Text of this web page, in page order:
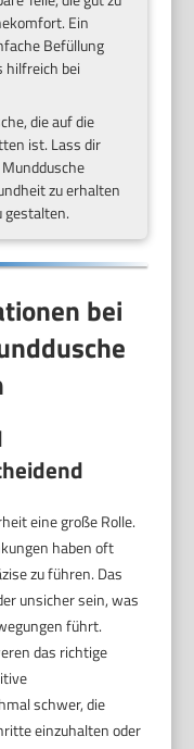
Ein
Befüllung
hilfreich bei
die auf die
ist. Lass dir
zu erhalten
gestalten.
bei
eine große Rolle.
haben oft
zu führen. Das
unsicher sein, was
führt.
das richtige
schwer, die
einzuhalten oder